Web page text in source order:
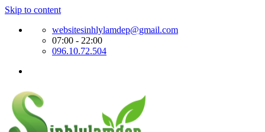
Skip to content
websitesinhlylamdep@gmail.com
07:00 - 22:00
096.10.72.504